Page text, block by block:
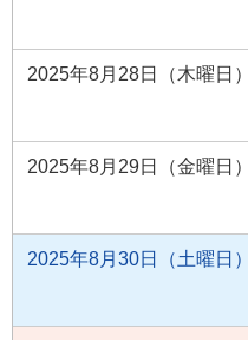
2025年8月28日（木曜日）
2025年8月29日（金曜日）
2025年8月30日（土曜日）